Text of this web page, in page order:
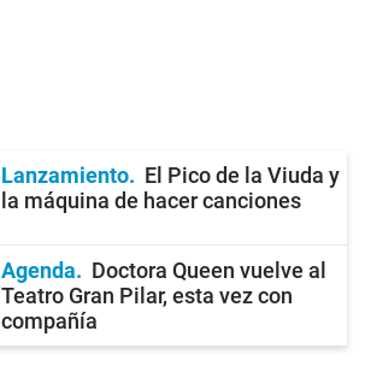
Lanzamiento
El Pico de la Viuda y
la máquina de hacer canciones
Agenda
Doctora Queen vuelve al
Teatro Gran Pilar, esta vez con
compañía